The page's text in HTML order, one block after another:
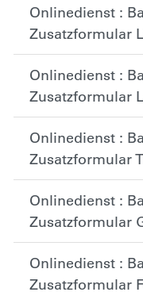
Onlinedienst :
Zusatzformular
Onlinedienst :
Zusatzformular
Onlinedienst :
Zusatzformular
Onlinedienst :
Zusatzformular
Onlinedienst :
Zusatzformular